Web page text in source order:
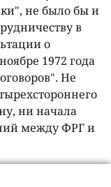
не было бы и
в
о
1972 года
Не
ни начала
между ФРГ и